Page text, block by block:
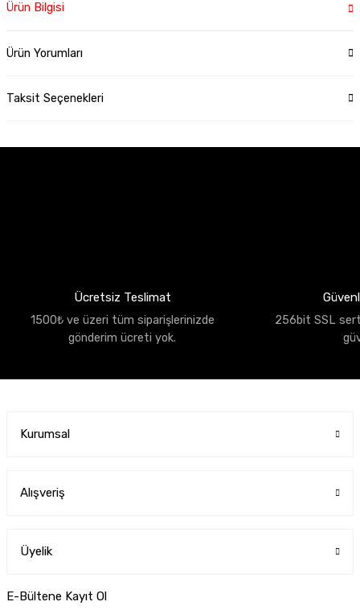
Ürün Bilgisi
Ürün Yorumları
Taksit Seçenekleri
Ücretsiz Teslimat
1500₺ ve üzeri tüm siparişlerinizde
gönderim ücreti yok.
256bit SSL
Kurumsal
Alışveriş
Üyelik
E-Bültene Kayıt Ol